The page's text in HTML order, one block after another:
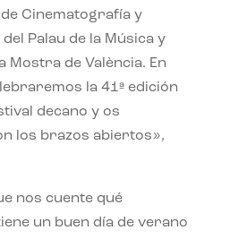
Cinematografía y
Palau de la Música y
Mostra de València. En
la 41ª edición
decano y os
los brazos abiertos»,
nos cuente qué
un buen día de verano